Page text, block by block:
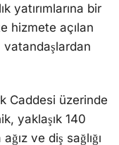
yatırımlarına bir
hizmete açılan
vatandaşlardan
Caddesi üzerinde
yaklaşık 140
ve diş sağlığı